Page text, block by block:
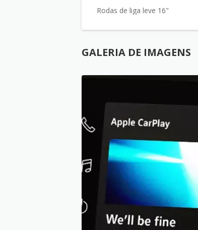
Rodas de liga leve 16"
GALERIA DE IMAGENS